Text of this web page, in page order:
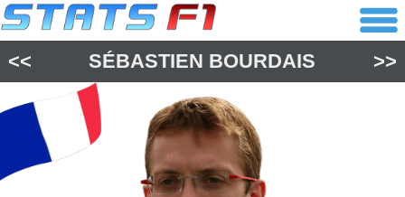
<< SÉBASTIEN BOURDAIS >>